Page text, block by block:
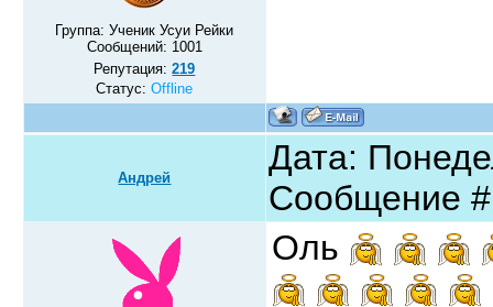
Группа: Ученик Усуи Рейки
Сообщений: 1001
Репутация:219
Статус:Offline
Андрей
Дата:
Сообщение
Оль